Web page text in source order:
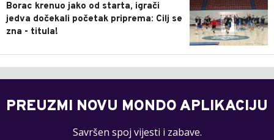
Borac krenuo jako od starta, igrači
jedva dočekali početak priprema: Cilj se
zna - titula!
PREUZMI NOVU MONDO APLIKACIJU
Savršen spoj vijesti i zabave.